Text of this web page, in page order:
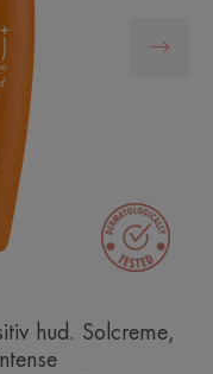
hud. Solcreme,